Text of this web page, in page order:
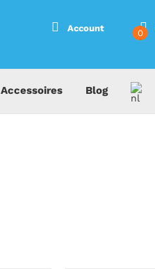
Account 0
Accessoires Blog